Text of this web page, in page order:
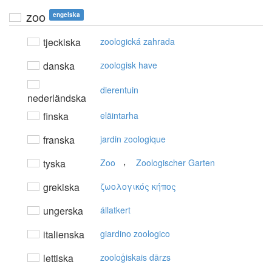
zoo engelska
tjeckiska zoologická zahrada
danska zoologisk have
nederländska
dierentuin
finska eläintarha
franska jardin zoologique
tyska Zoo , Zoologischer Garten
grekiska ζωoλoγικός κήπoς
ungerska állatkert
italienska giardino zoologico
lettiska zooloģiskais dārzs